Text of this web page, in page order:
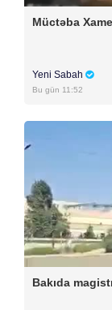
Müctəba
Yeni Sabah
Bu gün 11:52
Bakıda